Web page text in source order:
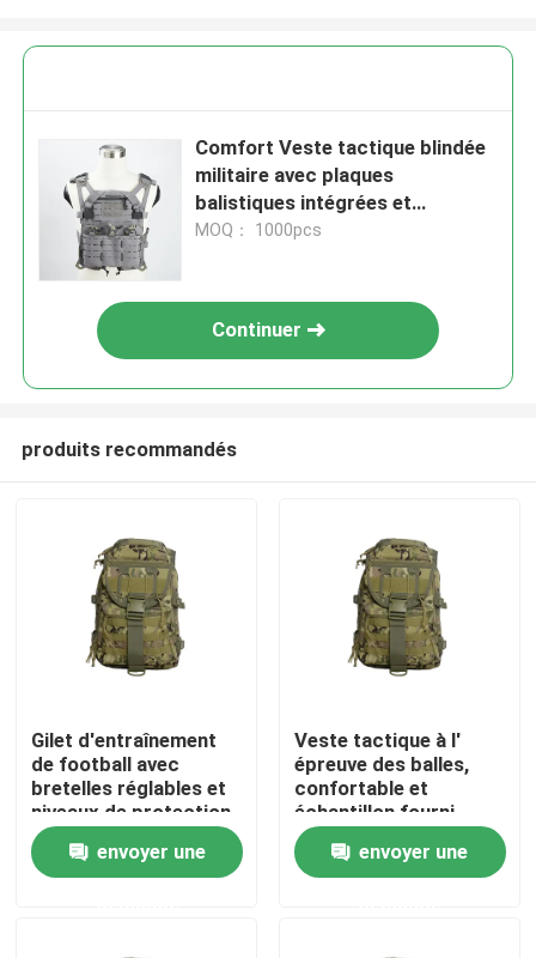
À la maison
Produits
Comfort Veste tactique blindée
militaire avec plaques
balistiques intégrées et
fermeture au bouton rapide
MOQ： 1000pcs
Continuer
produits recommandés
Gilet d'entraînement
de football avec
bretelles réglables et
niveaux de protection
NIJ IV pour une
performance ultime
envoyer une
Veste tactique à l'
épreuve des balles,
confortable et
échantillon fourni.
envoyer une